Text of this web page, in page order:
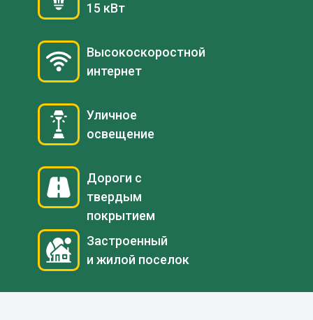
15 кВт
Высокоскоростной
интернет
Уличное
освещение
Дороги с
твердым
покрытием
Застроенный
и жилой поселок